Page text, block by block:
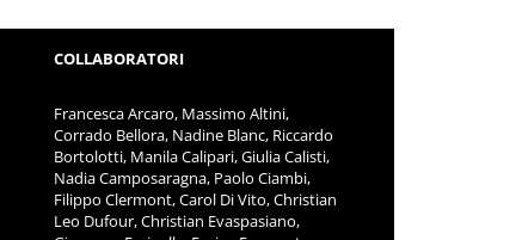
COLLABORATORI
Francesca Arcaro, Massimo Altini,
Corrado Bellora, Nadine Blanc, Riccardo
Bortolotti, Manila Calipari, Giulia Calisti,
Nadia Camposaragna, Paolo Ciambi,
Filippo Clermont, Carol Di Vito, Christian
Leo Dufour, Christian Evaspasiano,